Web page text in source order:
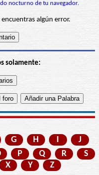
nocturno de tu navegador.
algún error.
solamente:
G H I
J
P Q R
S
X Y Z